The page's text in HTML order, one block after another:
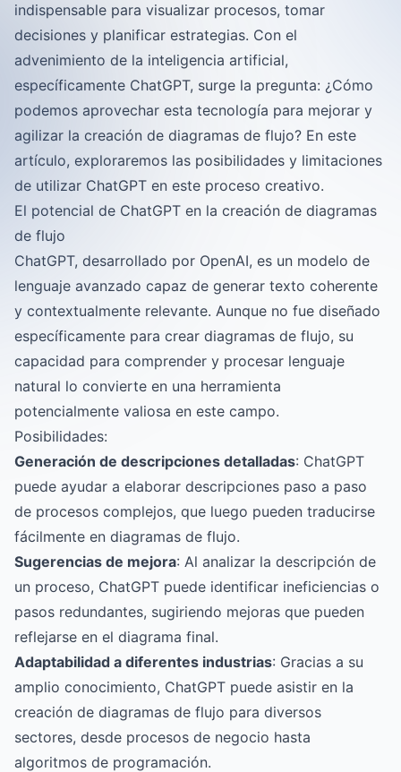
indispensable para visualizar procesos, tomar
decisiones y planificar estrategias. Con el
advenimiento de la inteligencia artificial,
específicamente ChatGPT, surge la pregunta: ¿Cómo
podemos aprovechar esta tecnología para mejorar y
agilizar la creación de diagramas de flujo? En este
artículo, exploraremos las posibilidades y limitaciones
de utilizar ChatGPT en este proceso creativo.
El potencial de ChatGPT en la creación de diagramas
de flujo
ChatGPT, desarrollado por OpenAI, es un modelo de
lenguaje avanzado capaz de generar texto coherente
y contextualmente relevante. Aunque no fue diseñado
específicamente para crear diagramas de flujo, su
capacidad para comprender y procesar lenguaje
natural lo convierte en una herramienta
potencialmente valiosa en este campo.
Posibilidades:
Generación de descripciones detalladas: ChatGPT
puede ayudar a elaborar descripciones paso a paso
de procesos complejos, que luego pueden traducirse
fácilmente en diagramas de flujo.
Sugerencias de mejora: Al analizar la descripción de
un proceso, ChatGPT puede identificar ineficiencias o
pasos redundantes, sugiriendo mejoras que pueden
reflejarse en el diagrama final.
Adaptabilidad a diferentes industrias: Gracias a su
amplio conocimiento, ChatGPT puede asistir en la
creación de diagramas de flujo para diversos
sectores, desde procesos de negocio hasta
algoritmos de programación.